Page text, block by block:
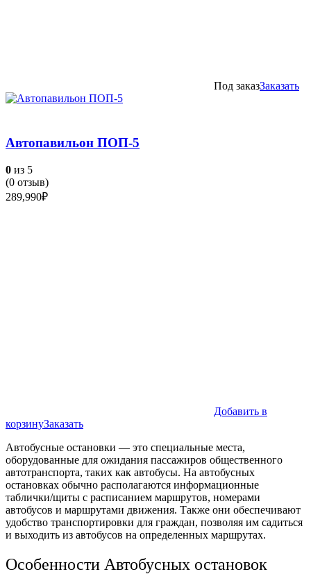
Под заказЗаказать
Автопавильон ПОП-5
0 из 5
(0 отзыв)
289,990₽
Добавить в
корзинуЗаказать
Автобусные остановки — это специальные места,
оборудованные для ожидания пассажиров общественного
автотранспорта, таких как автобусы. На автобусных
остановках обычно располагаются информационные
таблички/щиты с расписанием маршрутов, номерами
автобусов и маршрутами движения. Также они обеспечивают
удобство транспортировки для граждан, позволяя им садиться
и выходить из автобусов на определенных маршрутах.
Особенности Автобусных остановок